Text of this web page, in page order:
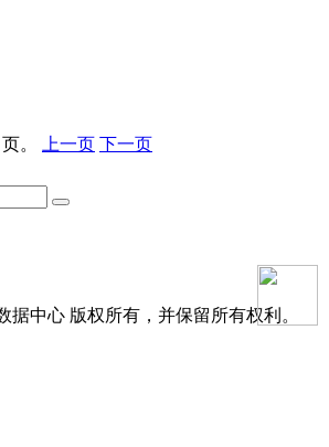
。 上一页 下一页
据中心 版权所有，并保留所有权利。